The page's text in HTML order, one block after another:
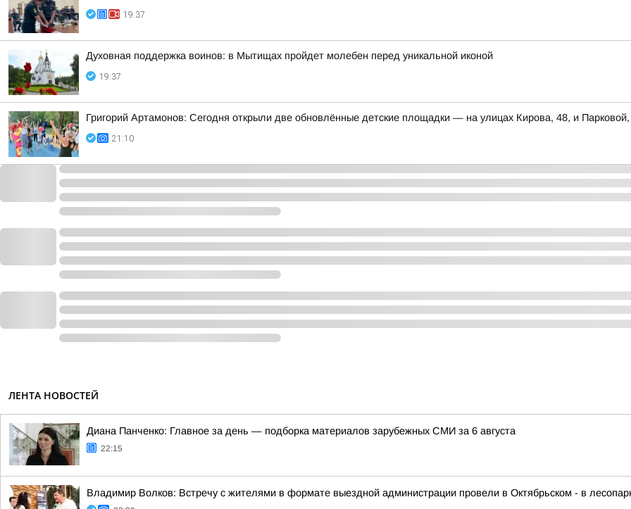
19:37
Духовная поддержка воинов: в Мытищах пройдет молебен перед уникальной иконой
19:37
Григорий Артамонов: Сегодня открыли две обновлённые детские площадки — на улицах Кирова, 48, и
21:10
ЛЕНТА НОВОСТЕЙ
Диана Панченко: Главное за день — подборка материалов зарубежных СМИ за 6 августа
22:15
Владимир Волков: Встречу с жителями в формате выездной администрации провели в Октябрьском - в